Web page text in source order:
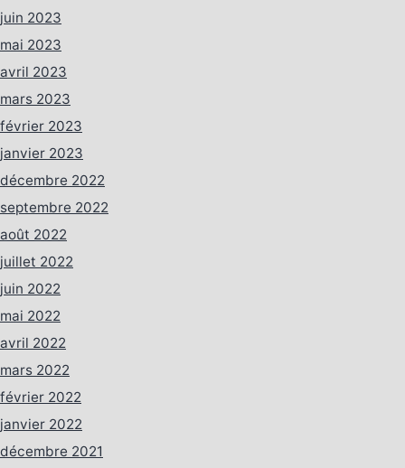
juin 2023
mai 2023
avril 2023
mars 2023
février 2023
janvier 2023
décembre 2022
septembre 2022
août 2022
juillet 2022
juin 2022
mai 2022
avril 2022
mars 2022
février 2022
janvier 2022
décembre 2021